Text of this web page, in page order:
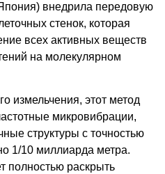
внедрила передовую
стенок, которая
всех активных веществ
на молекулярном
измельчения, этот метод
микровибрации,
структуры с точностью
1/10 миллиарда метра.
полностью раскрыть